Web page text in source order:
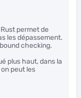
permet de
les dépassement.
checking.
plus haut, dans la
on peut les